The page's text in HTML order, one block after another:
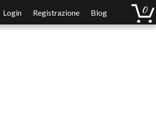
Login Registrazione Blog